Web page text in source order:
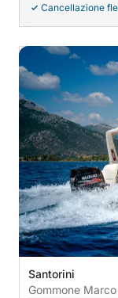
Cancellazione
Santorini